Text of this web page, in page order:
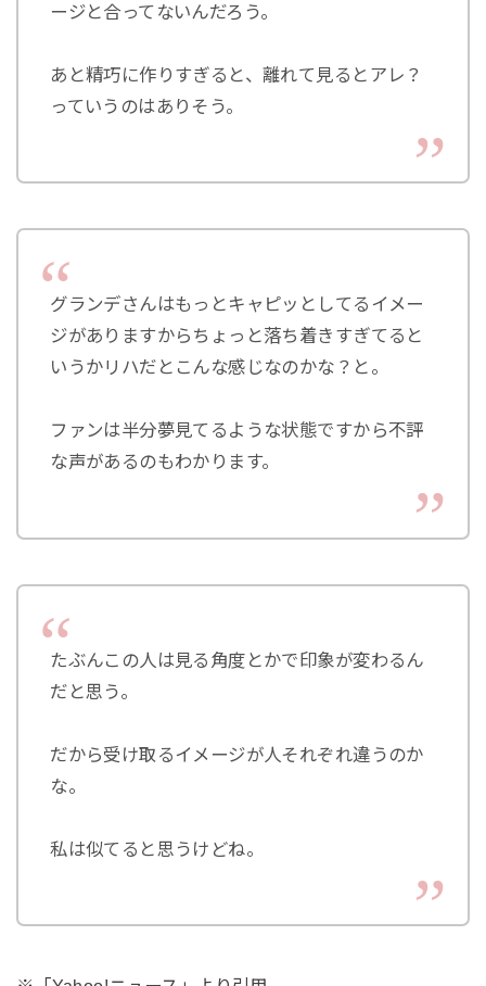
ージと合ってないんだろう。
あと精巧に作りすぎると、離れて見るとアレ？
っていうのはありそう。
グランデさんはもっとキャピッとしてるイメー
ジがありますからちょっと落ち着きすぎてると
いうかリハだとこんな感じなのかな？と。
ファンは半分夢見てるような状態ですから不評
な声があるのもわかります。
たぶんこの人は見る角度とかで印象が変わるん
だと思う。
だから受け取るイメージが人それぞれ違うのか
な。
私は似てると思うけどね。